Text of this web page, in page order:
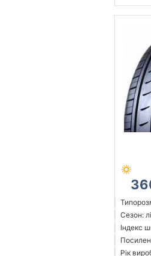
Сезон:
Індекс
Рік